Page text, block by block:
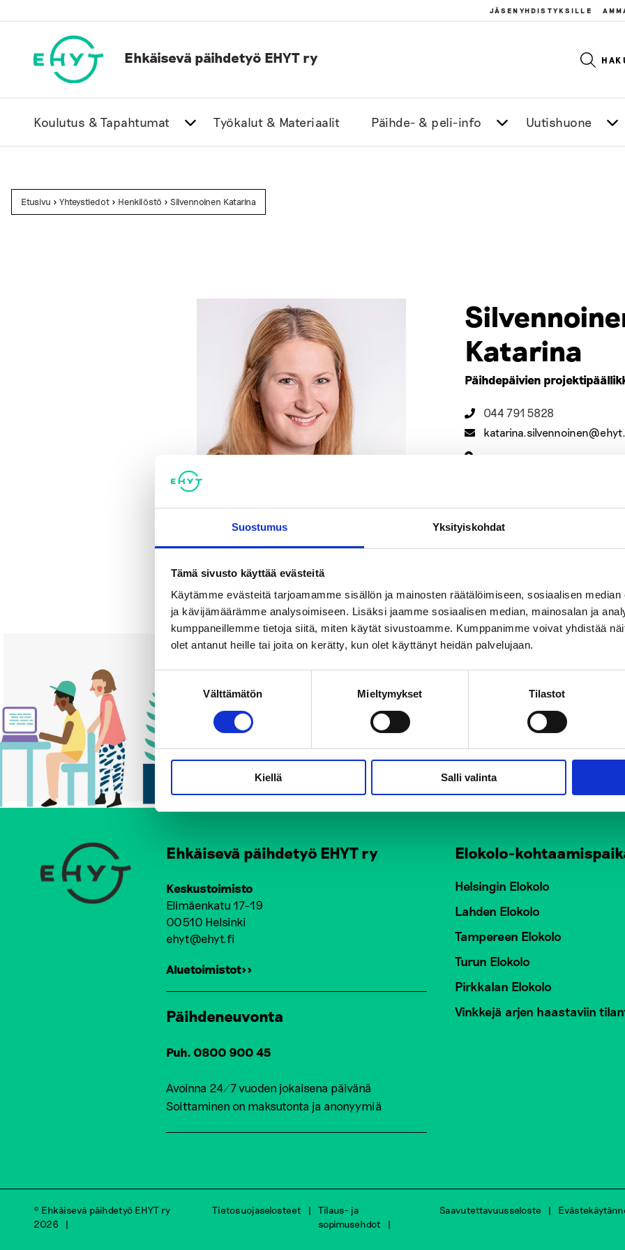
Suostumus Yksityiskohdat
Tämä sivusto käyttää evästeitä
Käytämme evästeitä tarjoamamme sisällön ja mainosten räätälöimiseen, sosiaalisen
ja kävijämäärämme analysoimiseen. Lisäksi jaamme sosiaalisen median, mainosalan ja
kumppaneillemme tietoja siitä, miten käytät sivustoamme. Kumppanimme voivat yhdistää
olet antanut heille tai joita on kerätty, kun olet käyttänyt heidän palvelujaan.
valinta
Välttämätön Mieltymykset Tilastot
Kiellä Salli valinta
to
JÄSENYHDISTYKSILLE
Ehkäisevä päihdetyö EHYT ry
Koulutus & Tapahtumat Työkalut & Materiaalit Päihde- & peli-info Uutishuone
Etusivu > Yhteystiedot > Henkilöstö > Silvennoinen Katarina
Katarina
Päihdepäivien
044 791 5828
Suunnittelen Päihdepäivät-
järjestää yhdessä Ehkäisevän
kanssa. Palaan 1.7. alkaen
koordinoinnista.
Ehkäisevä päihdetyö EHYT ry
Keskustoimisto
Elimäenkatu 17-19
00510 Helsinki
ehyt@ehyt.fi
Aluetoimistot>>
Päihdeneuvonta
Puh. 0800 900 45
Avoinna 24/7 vuoden jokaisena päivänä
Soittaminen on maksutonta ja anonyymiä
Elokolo-
Helsingin Elokolo
Lahden Elokolo
Tampereen Elokolo
Turun Elokolo
Pirkkalan Elokolo
Vinkkejä arjen haastaviin
© Ehkäisevä päihdetyö EHYT ry
2026
Tietosuojaselosteet
Tilaus- ja
sopimusehdot
Saavutettavuusseloste